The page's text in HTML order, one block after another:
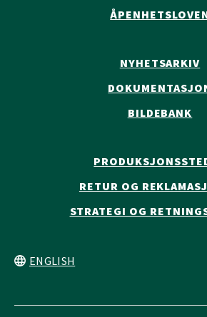
NYHETSARKIV
BILDEBANK
RETUR OG
STRATEGI OG
ENGLISH